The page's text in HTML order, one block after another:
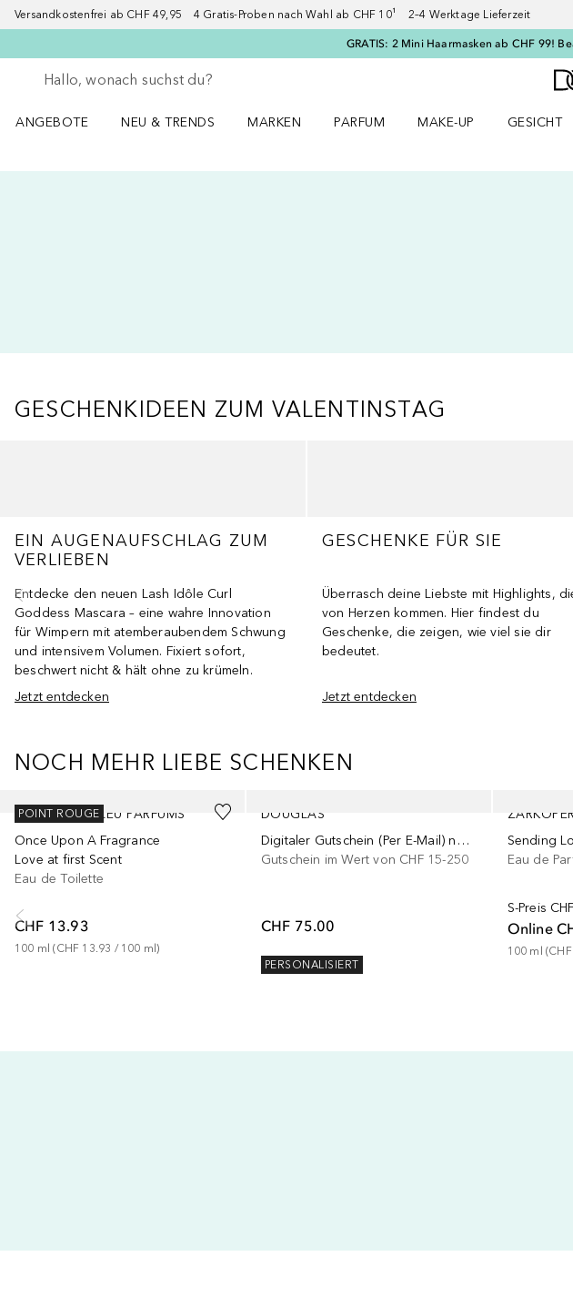
Versandkostenfrei ab CHF 49,95 4 Gratis-Proben nach Wahl ab CHF 10¹ 2–4 Werktage Lieferzeit
GRATIS: 2 Mini Haarmasken ab CHF 99!
Gehe zurück
Suche ausführen
ANGEBOTE
NEU & TRENDS
MARKEN
PARFUM
MAKE-UP
GESICHT
GESCHENKIDEEN ZUM VALENTINSTAG
EIN AUGENAUFSCHLAG ZUM
VERLIEBEN
Entdecke den neuen Lash Idôle Curl
Goddess Mascara – eine wahre Innovation
für Wimpern mit atemberaubendem Schwung
und intensivem Volumen. Fixiert sofort,
beschwert nicht & hält ohne zu krümeln.
Jetzt entdecken
GESCHENKE FÜR SIE
Überrasch deine Liebste mit Highlights,
von Herzen kommen. Hier findest du
Geschenke, die zeigen, wie viel sie dir
bedeutet.
Jetzt entdecken
NOCH MEHR LIEBE SCHENKEN
SPPC PARIS BLEU PARFUMS
Once Upon A Fragrance
Love at first Scent
Eau de Toilette
CHF 13.93
100 ml (CHF 13.93 / 100 ml)
POINT ROUGE
DOUGLAS
Digitaler Gutschein (Per E-Mail) nur online einlösbar
Gutschein im Wert von CHF 15-250
CHF 75.00
PERSONALISIERT
Sending
Eau de
S-Preis
Online
100 ml (